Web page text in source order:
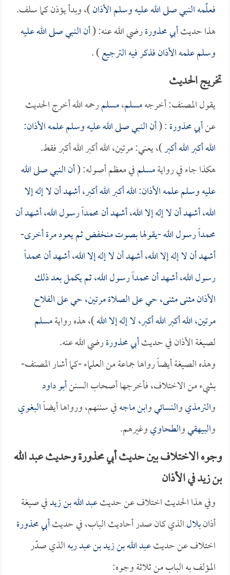
فعلّمه النبي صلى الله عليه وسلم الأذان)، وبدأ يؤذن كما سلف.
هذا حديثأبي محذورةرضي الله عنه: (أن النبي صلى الله عليه
وسلم علمه الأذان فذكر فيه الترجيع) .
تخريج الحديث
يقول المصنف: أخرجهمسلم،مسلمرحمه الله أخرج الحديث
عنأبي محذورة: (أن النبي صلى الله عليه وسلم علمه الأذان:
الله أكبر الله أكبر)، يعني: مرتين، الله أكبر الله أكبر فقط.
هكذا جاء في روايةمسلمفي معظم أصوله: (أن النبي صلى الله
عليه وسلم علمه الأذان: الله أكبر الله أكبر، أشهد أن لا إله إلا
الله، أشهد أن لا إله إلا الله، أشهد أن محمداً رسول الله، أشهد أن
محمداً رسول الله -يقولها بصوت منخفض ثم يعود مرة أخرى-
أشهد أن لا إله إلا الله، أشهد أن لا إله إلا الله، أشهد أن محمداً
رسول الله، أشهد أن محمداً رسول الله، ثم يكمل بعد ذلك
الأذان مثنى مثنى، حي على الصلاة مرتين، حي على الفلاح
مرتين، الله أكبر الله أكبر، لا إله إلا الله)، هذه روايةمسلم
لصيغة الأذان في حديثأبي محذورةرضي الله عنه.
وهذه الصيغة أيضاً رواها جماعة من العلماء -كما أشار المصنف-
بشيء من الاختلاف، فأخرجها أصحاب السننأبو داود
والترمذيوالنسائيوابن ماجهفي سننهم، ورواها أيضاًالبغوي
والبيهقيوالطحاويوغيرهم.
وجوه الاختلاف بين حديث أبي محذورة وحديث عبد الله
بن زيد في الأذان
وفي هذا الحديث اختلاف عن حديثعبد الله بن زيدفي صيغة
أذانبلالالذي كان صدر أحاديث الباب، في حديثأبي محذورة
اختلاف عن حديثعبد الله بن زيد بن عبد ربهالذي صدّر
المؤلف به الباب من ثلاثة وجوه: